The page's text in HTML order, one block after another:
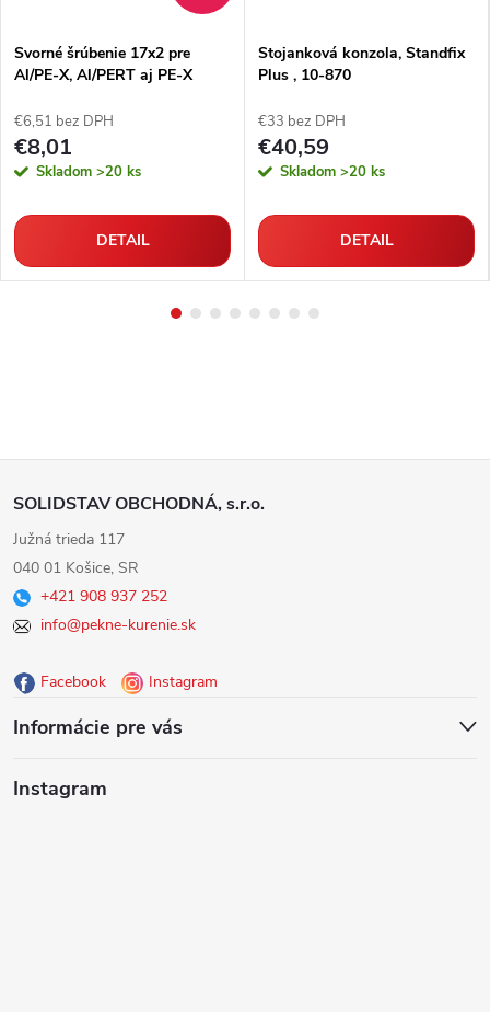
Svorné šrúbenie 17x2 pre
Al/PE-X, Al/PERT aj PE-X
€6,51 bez DPH
€8,01
Skladom >20 ks
DETAIL
Stojanková konzola, Standfix
Plus , 10-870
€33 bez DPH
€40,59
Skladom >20 ks
DETAIL
Z
á
p
ä
e
SOLIDSTAV OBCHODNÁ, s.r.o.
Južná trieda 117
040 01 Košice, SR
+421 908 937 252
info@pekne-kurenie.sk
Facebook Instagram
Informácie pre vás
Instagram